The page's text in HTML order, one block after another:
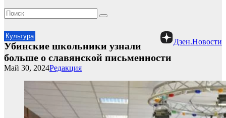
Культура
Дзен.Новости
Убинские школьники узнали
больше о славянской письменности
Редакция
Май 30, 2024